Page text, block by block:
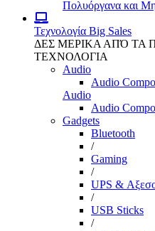
Πολυόργανα και
Τεχνολογία Big Sales
ΔΕΣ ΜΕΡΙΚΑ ΑΠΌ ΤΑ
ΤΕΧΝΟΛΟΓΙΑ
Audio
Audio
Audio
Audio
Gadgets
Bluetooth
/
Gaming
/
UPS &
/
USB Sticks
/